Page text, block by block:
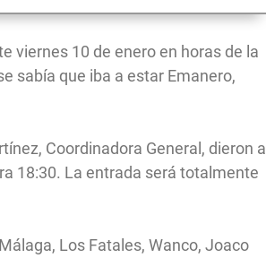
viernes 10 de enero en horas de la
sabía que iba a estar Emanero,
Coordinadora General, dieron a
18:30. La entrada será totalmente
Los Fatales, Wanco, Joaco